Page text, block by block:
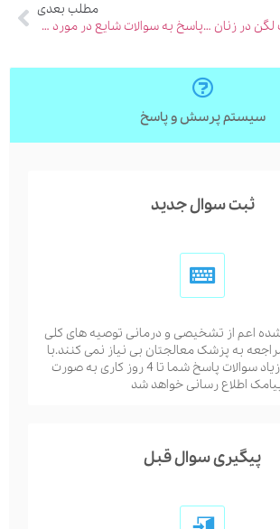
تقویت عضلات کف لگن در زنان با کگل
مطلب بعدی
پاسخ به سوالات شایع در مورد سنگ کلیه
سیستم پرسش و پاسخ
ثبت سوال جدید
شده اعم از تشخیصی و درمانی توصیه های کلی
به پزشک معالجتان بی نیاز نمی کنند.با
توجه به تعداد زیاد سوالات پاسخ شما تا 4 روز کاری به صورت
اطلاع رسانی خواهد شد
پیگیری سوال قبل